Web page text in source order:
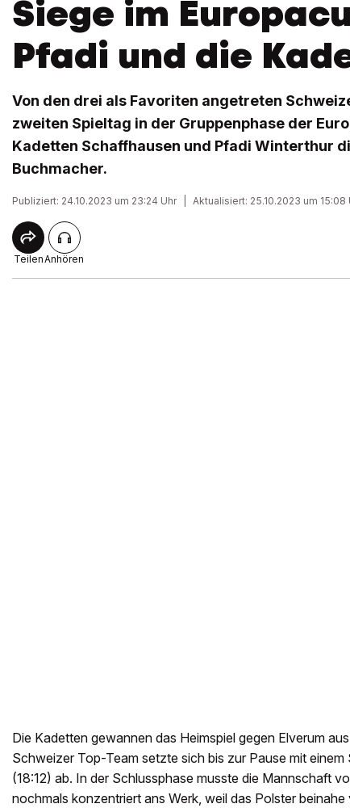
Siege im
Pfadi und die
Von den drei als Favoriten angetreten
zweiten Spieltag in der Gruppenphase der
Kadetten Schaffhausen und Pfadi Winterthur
Buchmacher.
Publiziert: 24.10.2023 um 23:24 Uhr Aktualisiert: 25.10.2023 um 15:08
TeilenAnhören
Die Kadetten gewannen das Heimspiel gegen Elverum
Schweizer Top-Team setzte sich bis zur Pause mit
(18:12) ab. In der Schlussphase musste die Mannschaft
nochmals konzentriert ans Werk, weil das Polster